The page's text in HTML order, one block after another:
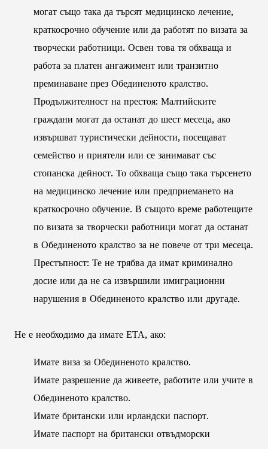
могат също така да търсят медицинско лечение,
краткосрочно обучение или да работят по визата за
творчески работници. Освен това тя обхваща и
работа за платен ангажимент или транзитно
преминаване през Обединеното кралство.
Продължителност на престоя: Малтийските
граждани могат да останат до шест месеца, ако
извършват туристически дейности, посещават
семейство и приятели или се занимават със
стопанска дейност. То обхваща също така търсенето
на медицинско лечение или предприемането на
краткосрочно обучение. В същото време работещите
по визата за творчески работници могат да останат
в Обединеното кралство за не повече от три месеца.
Престъпност: Те не трябва да имат криминално
досие или да не са извършили имиграционни
нарушения в Обединеното кралство или другаде.
Не е необходимо да имате ЕТА, ако:
Имате виза за Обединеното кралство.
Имате разрешение да живеете, работите или учите в
Обединеното кралство.
Имате британски или ирландски паспорт.
Имате паспорт на британски отвъдморски